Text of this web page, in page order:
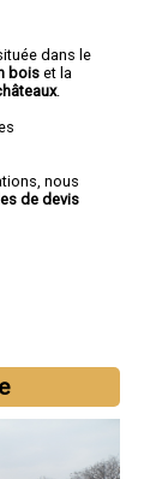
située dans le
bois et la
.
nous
de devis